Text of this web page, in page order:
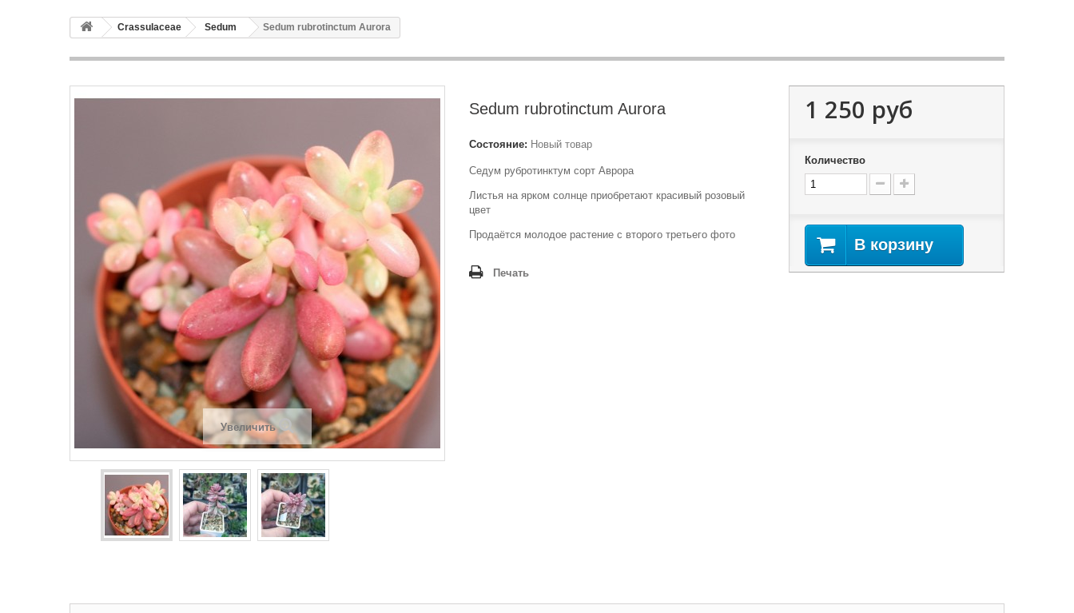
Crassulaceae Sedum Sedum rubrotinctum Aurora
Увеличить
Sedum rubrotinctum Aurora
Состояние: Новый товар
Cедум рубротинктум сорт Аврора
Листья на ярком солнце приобретают красивый розовый
цвет
Продаётся молодое растение с второго третьего фото
Печать
1 250 руб
Количество
В корзину